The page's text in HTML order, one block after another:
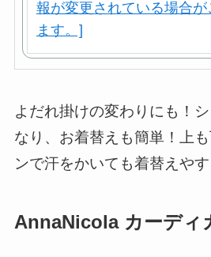
よだれ掛けの変わりにも！
なり、お着替えも簡単！上
ンで汗をかいても着替えや
AnnaNicola カーディ